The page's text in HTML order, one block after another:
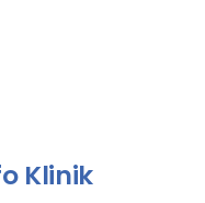
Klinik